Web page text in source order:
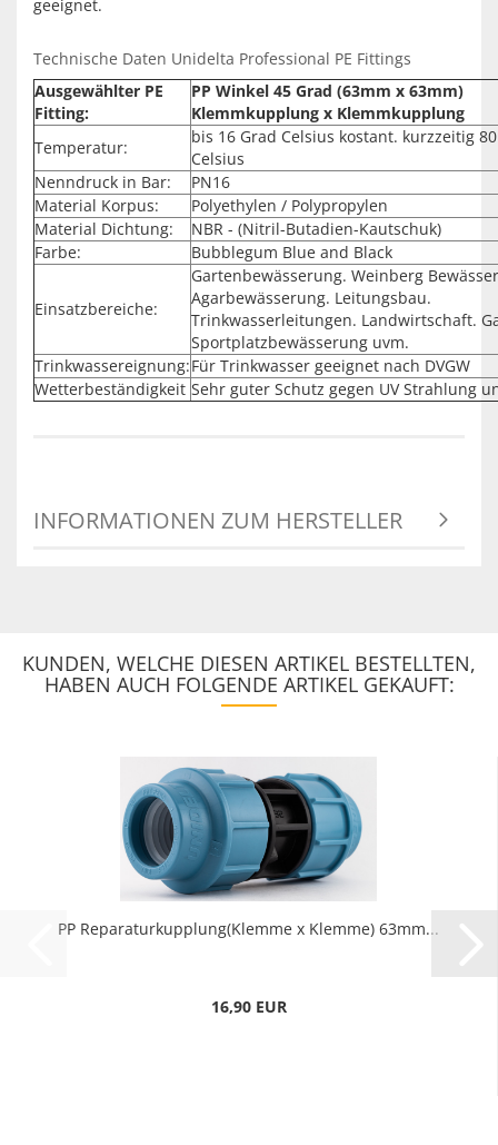
geeignet.
Technische Daten Unidelta Professional PE Fittings
Ausgewählter PE
Fitting:
PP Winkel 45 Grad (63mm x 63mm)
Klemmkupplung x Klemmkupplung
Temperatur:
bis 16 Grad Celsius kostant. kurzzeitig
Celsius
Nenndruck in Bar:
PN16
Material Korpus:
Polyethylen / Polypropylen
Material Dichtung:
NBR - (Nitril-Butadien-Kautschuk)
Farbe:
Bubblegum Blue and Black
Einsatzbereiche:
Gartenbewässerung. Weinberg
Agarbewässerung. Leitungsbau.
Trinkwasserleitungen. Landwirtschaft.
Sportplatzbewässerung uvm.
Trinkwassereignung:Für Trinkwasser geeignet nach DVGW
Wetterbeständigkeit Sehr guter Schutz gegen UV Strahlung
INFORMATIONEN ZUM HERSTELLER
KUNDEN, WELCHE DIESEN ARTIKEL BESTELLTEN,
HABEN AUCH FOLGENDE ARTIKEL GEKAUFT:
PP Reparaturkupplung(Klemme x Klemme) 63mm...
16,90 EUR